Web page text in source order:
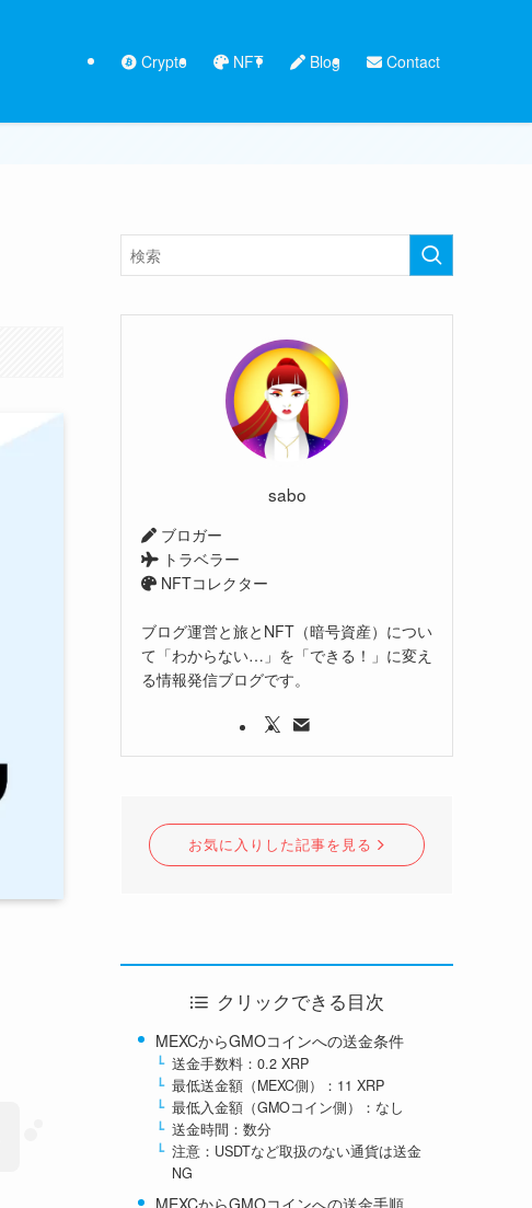
Crypto NFT Blog Contact
sabo
ブロガー
トラベラー
NFTコレクター
ブログ運営と旅とNFT（暗号資産）につい
て「わからない…」を「できる！」に変え
る情報発信ブログです。
お気に入りした記事を見る
クリックできる目次
MEXCからGMOコインへの送金条件
送金手数料：0.2 XRP
最低送金額（MEXC側）：11 XRP
最低入金額（GMOコイン側）：なし
送金時間：数分
注意：USDTなど取扱のない通貨は送金
NG
MEXCからGMOコインへの送金手順